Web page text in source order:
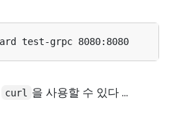
curl 을 사용할 수 있다 ...